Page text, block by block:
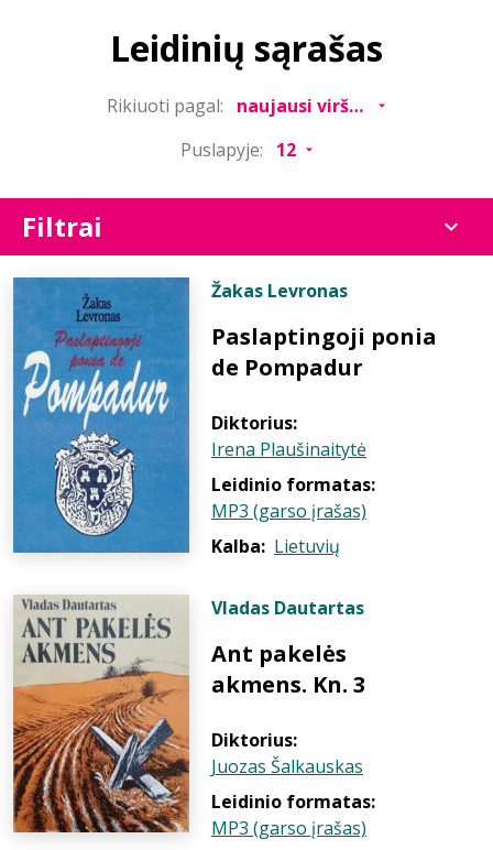
Leidinių sąrašas
Rikiuoti pagal:
Puslapyje:
Filtrai
Žakas Levronas
Paslaptingoji ponia
de Pompadur
Diktorius:
Irena Plaušinaitytė
Leidinio formatas:
MP3 (garso įrašas)
Kalba: Lietuvių
Vladas Dautartas
Ant pakelės
akmens. Kn. 3
Diktorius:
Juozas Šalkauskas
Leidinio formatas:
MP3 (garso įrašas)